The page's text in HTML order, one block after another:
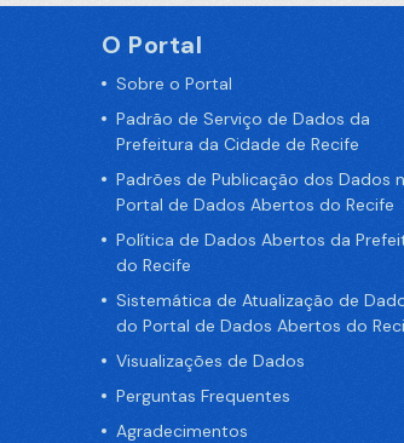
O Portal
Sobre o Portal
Padrão de Serviço de Dados da
Prefeitura da Cidade de Recife
Padrões de Publicação dos Dados
Portal de Dados Abertos do Recife
Política de Dados Abertos da
do Recife
Sistemática de Atualização de
do Portal de Dados Abertos do
Visualizações de Dados
Perguntas Frequentes
Agradecimentos